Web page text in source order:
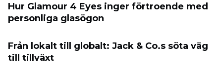
Hur Glamour 4 Eyes inger förtroende med
personliga glasögon
Från lokalt till globalt: Jack & Co.s söta väg
till tillväxt